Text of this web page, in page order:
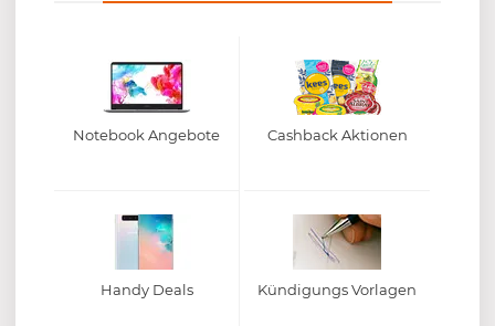
Notebook Angebote Cashback Aktionen
Handy Deals Kündigungs Vorlagen